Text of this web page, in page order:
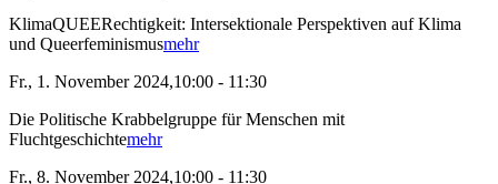
KlimaQUEERechtigkeit: Intersektionale Perspektiven auf Klima
und Queerfeminismusmehr
Fr., 1. November 2024,10:00 - 11:30
Die Politische Krabbelgruppe für Menschen mit
Fluchtgeschichtemehr
Fr., 8. November 2024,10:00 - 11:30